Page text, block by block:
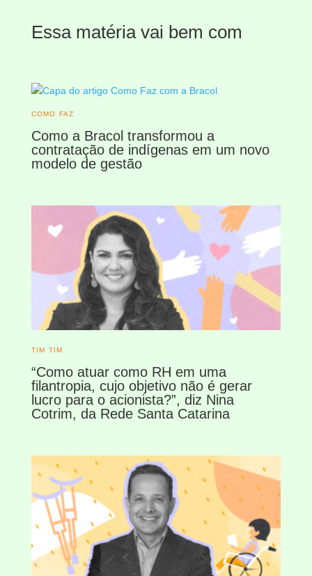
Essa matéria vai bem com
COMO FAZ
Como a Bracol transformou a
contratação de indígenas em um novo
modelo de gestão
TIM TIM
“Como atuar como RH em uma
filantropia, cujo objetivo não é gerar
lucro para o acionista?”, diz Nina
Cotrim, da Rede Santa Catarina